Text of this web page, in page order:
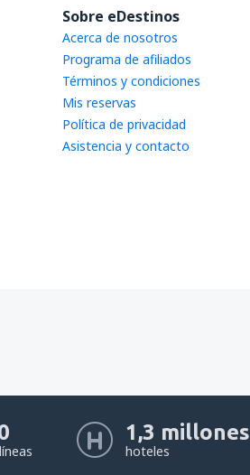
Sobre eDestinos
Acerca de nosotros
Programa de afiliados
Términos y condiciones
Mis reservas
Política de privacidad
Asistencia y contacto
1,3 millones
hoteles